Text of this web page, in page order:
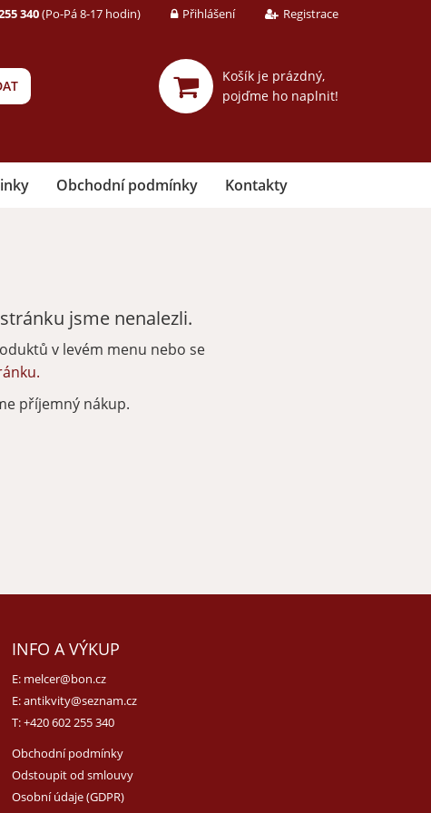
340(Po-Pá 8-17 hodin) Přihlášení Registrace
Košík je prázdný,
pojďme ho naplnit!
Obchodní podmínky Kontakty
jsme nenalezli.
v levém menu nebo se
příjemný nákup.
INFO A VÝKUP
E: melcer@bon.cz
E:antikvity@seznam.cz
T:+420 602 255 340
Obchodní podmínky
Odstoupit od smlouvy
Osobní údaje (GDPR)